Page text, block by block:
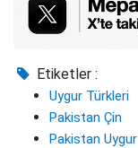
Etiketler :
Uygur Türkleri
Pakistan Çin
Pakistan Uygur